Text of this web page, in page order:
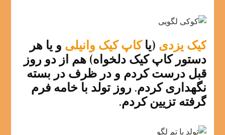
کیک یزدی (یاکاپ کیک وانیلی و یا هر
دستور کاپ کیک دلخواه) هم از دو روز
قبل درست کردم و در ظرف در بسته
نگهداری کردم. روز تولد با خامه فرم
گرفته تزیین کردم.